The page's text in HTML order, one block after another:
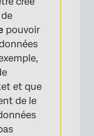
pouvoir
et que
de le